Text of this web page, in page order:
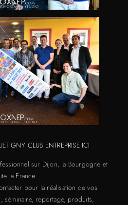
CLUB ENTREPRISE ICI
sur Dijon, la Bourgogne et
la France.
pour la réalisation de vos
séminaire, reportage, produits,